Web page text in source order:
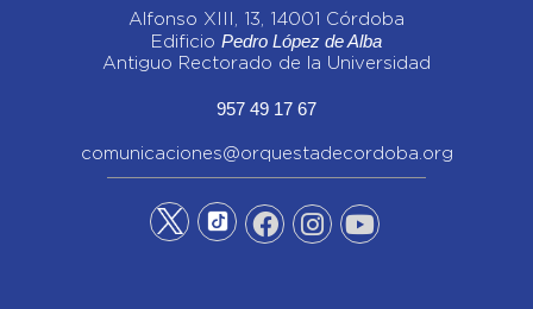
Alfonso XIII, 13, 14001 Córdoba
Edificio Pedro López de Alba
Antiguo Rectorado de la Universidad
957 49 17 67
comunicaciones@orquestadecordoba.org